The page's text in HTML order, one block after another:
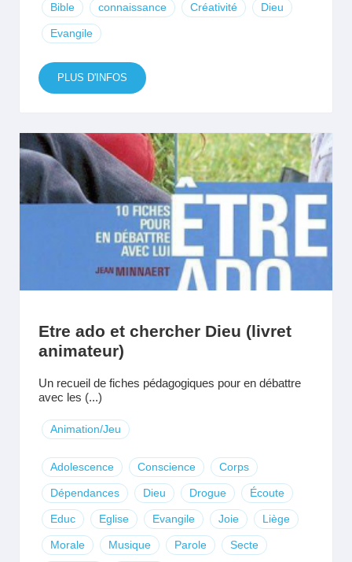
Bible connaissance Créativité Dieu
Evangile
PLUS D'INFOS
Etre ado et chercher Dieu (livret
animateur)
Un recueil de fiches pédagogiques pour en débattre
avec les (...)
Animation/Jeu
Adolescence Conscience Corps
Dépendances Dieu Drogue Écoute
Educ Eglise Evangile Joie Liège
Morale Musique Parole Secte